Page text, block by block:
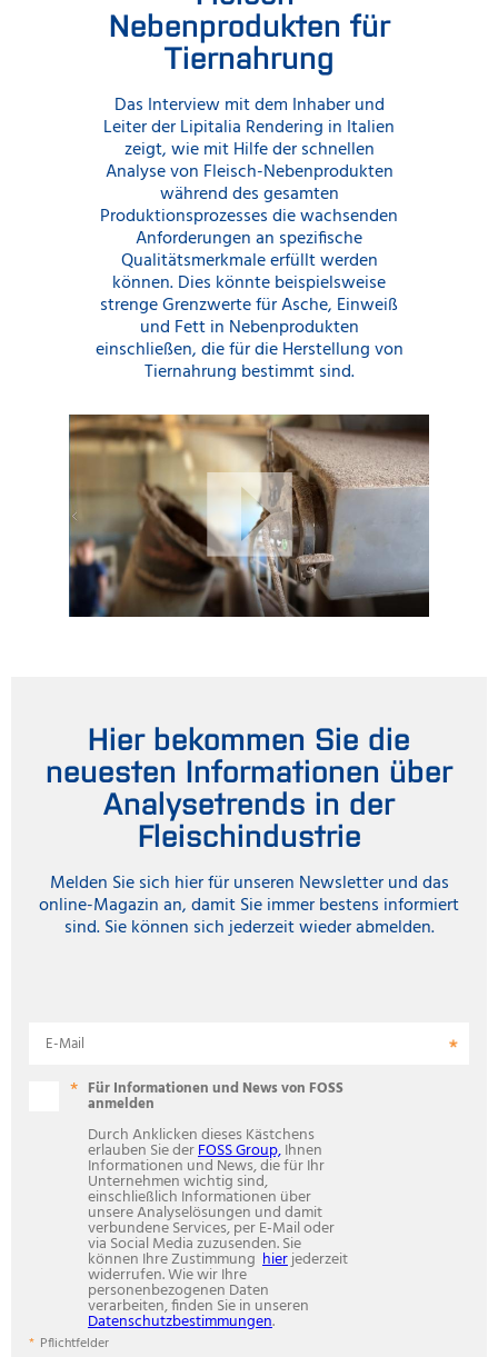
Nebenprodukten für
Tiernahrung
Das Interview mit dem Inhaber und
Leiter der Lipitalia Rendering in Italien
zeigt, wie mit Hilfe der schnellen
Analyse von Fleisch-Nebenprodukten
während des gesamten
Produktionsprozesses die wachsenden
Anforderungen an spezifische
Qualitätsmerkmale erfüllt werden
können. Dies könnte beispielsweise
strenge Grenzwerte für Asche, Einweiß
und Fett in Nebenprodukten
einschließen, die für die Herstellung von
Tiernahrung bestimmt sind.
Hier bekommen Sie die
neuesten Informationen über
Analysetrends in der
Fleischindustrie
Melden Sie sich hier für unseren Newsletter und das
online-Magazin an, damit Sie immer bestens informiert
sind. Sie können sich jederzeit wieder abmelden.
E-Mail
Für Informationen und News von FOSS
anmelden
Durch Anklicken dieses Kästchens
erlauben Sie derFOSS Group,Ihnen
Informationen und News, die für Ihr
Unternehmen wichtig sind,
einschließlich Informationen über
unsere Analyselösungen und damit
verbundene Services, per E-Mail oder
via Social Media zuzusenden. Sie
können Ihre Zustimmung hierjederzeit
widerrufen. Wie wir Ihre
personenbezogenen Daten
verarbeiten, finden Sie in unseren
Datenschutzbestimmungen.
Pflichtfelder